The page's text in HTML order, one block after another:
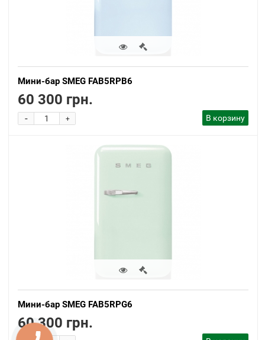
Мини-бар SMEG FAB5RPB6
60 300 грн.
+
- В корзину
Мини-бар SMEG FAB5RPG6
60 300 грн.